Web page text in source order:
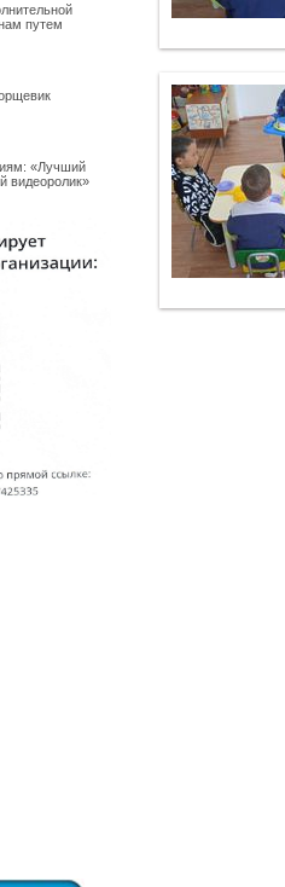
путем
«Лучший
видеоролик»